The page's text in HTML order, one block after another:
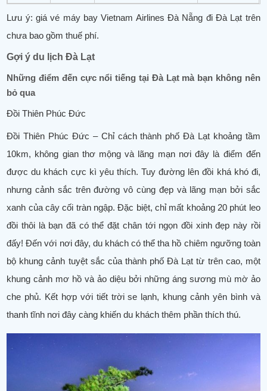
Lưu ý: giá vé máy bay Vietnam Airlines Đà Nẵng đi Đà Lạt trên
chưa bao gồm thuế phí.
Gợi ý du lịch Đà Lạt
Những điểm đến cực nổi tiếng tại Đà Lạt mà bạn không nên
bỏ qua
Đồi Thiên Phúc Đức
Đồi Thiên Phúc Đức – Chỉ cách thành phố Đà Lạt khoảng tầm
10km, không gian thơ mộng và lãng mạn nơi đây là điểm đến
được du khách cực kì yêu thích. Tuy đường lên đồi khá khó đi,
nhưng cảnh sắc trên đường vô cùng đẹp và lãng mạn bởi sắc
xanh của cây cối tràn ngập. Đặc biệt, chỉ mất khoảng 20 phút leo
đồi thôi là bạn đã có thể đặt chân tới ngọn đồi xinh đẹp này rồi
đấy! Đến với nơi đây, du khách có thể tha hồ chiêm ngưỡng toàn
bộ khung cảnh tuyệt sắc của thành phố Đà Lạt từ trên cao, một
khung cảnh mơ hồ và ảo diệu bởi những áng sương mù mờ ảo
che phủ. Kết hợp với tiết trời se lạnh, khung cảnh yên bình và
thanh tĩnh nơi đây càng khiến du khách thêm phần thích thú.